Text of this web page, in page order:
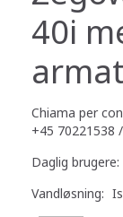
40i
Chiama per
+45 70221538
Daglig brugere:
Vandløsning: